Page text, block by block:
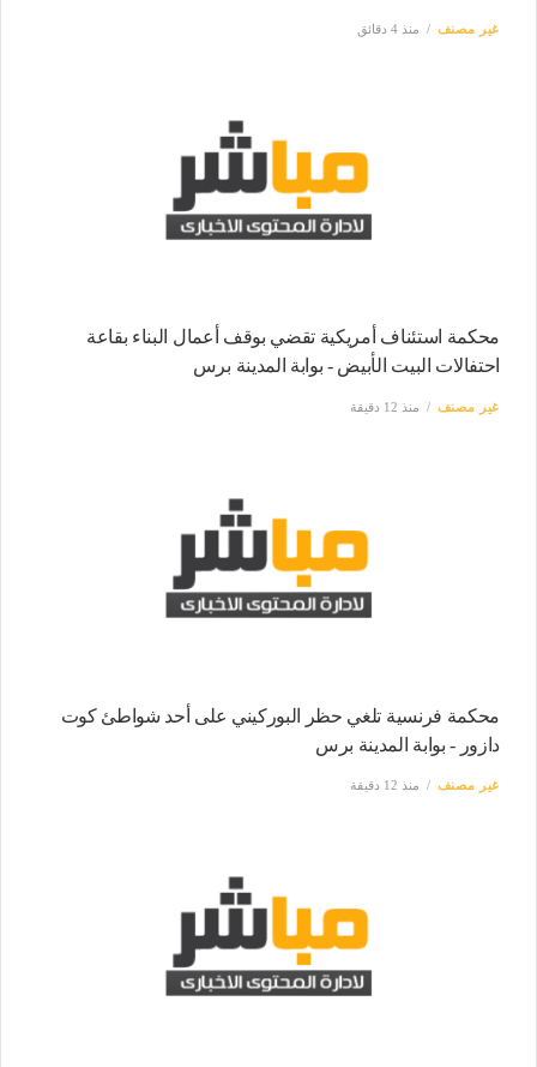
غير مصنف منذ 4 دقائق
محكمة استئناف أمريكية تقضي بوقف أعمال البناء بقاعة
احتفالات البيت الأبيض - بوابة المدينة برس
غير مصنف منذ 12 دقيقة
محكمة فرنسية تلغي حظر البوركيني على أحد شواطئ كوت
دازور - بوابة المدينة برس
غير مصنف منذ 12 دقيقة